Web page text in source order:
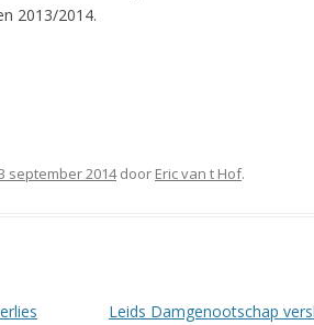
2013/2014.
september 2014door Eric van t Hof.
Leids Damgenootschap